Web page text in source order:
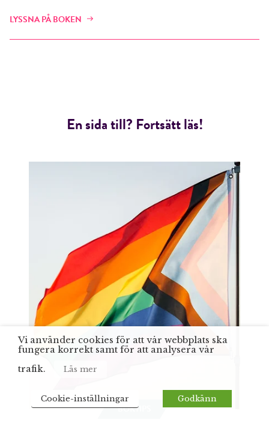
LYSSNA PÅ BOKEN
En sida till? Fortsätt läs!
BOKTIPS
Vi använder cookies för att vår webbplats ska
fungera korrekt samt för att analysera vår
trafik.
Läs mer
Cookie-inställningar Godkänn